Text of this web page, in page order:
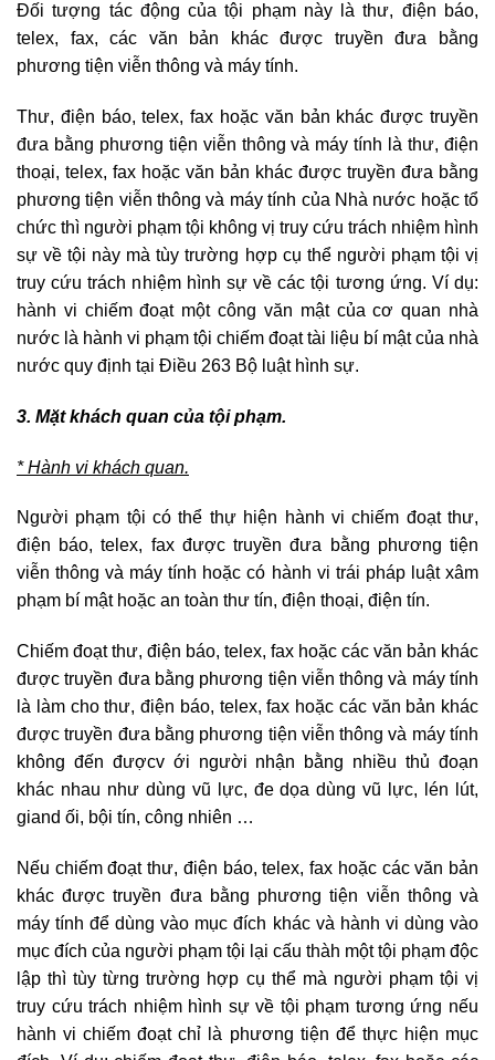
Đối tượng tác động của tội phạm này là thư, điện báo,
telex, fax, các văn bản khác được truyền đưa bằng
phương tiện viễn thông và máy tính.
Thư, điện báo, telex, fax hoặc văn bản khác được truyền
đưa bằng phương tiện viễn thông và máy tính là thư, điện
thoại, telex, fax hoặc văn bản khác được truyền đưa bằng
phương tiện viễn thông và máy tính của Nhà nước hoặc tổ
chức thì người phạm tội không vị truy cứu trách nhiệm hình
sự về tội này mà tùy trường hợp cụ thể người phạm tội vị
truy cứu trách nhiệm hình sự về các tội tương ứng. Ví dụ:
hành vi chiếm đoạt một công văn mật của cơ quan nhà
nước là hành vi phạm tội chiếm đoạt tài liệu bí mật của nhà
nước quy định tại Điều 263 Bộ luật hình sự.
3. Mặt khách quan của tội phạm.
* Hành vi khách quan.
Người phạm tội có thể thự hiện hành vi chiếm đoạt thư,
điện báo, telex, fax được truyền đưa bằng phương tiện
viễn thông và máy tính hoặc có hành vi trái pháp luật xâm
phạm bí mật hoặc an toàn thư tín, điện thoại, điện tín.
Chiếm đoạt thư, điện báo, telex, fax hoặc các văn bản khác
được truyền đưa bằng phương tiện viễn thông và máy tính
là làm cho thư, điện báo, telex, fax hoặc các văn bản khác
được truyền đưa bằng phương tiện viễn thông và máy tính
không đến đượcv ới người nhận bằng nhiều thủ đoạn
khác nhau như dùng vũ lực, đe dọa dùng vũ lực, lén lút,
giand ối, bội tín, công nhiên …
Nếu chiếm đoạt thư, điện báo, telex, fax hoặc các văn bản
khác được truyền đưa bằng phương tiện viễn thông và
máy tính để dùng vào mục đích khác và hành vi dùng vào
mục đích của người phạm tội lại cấu thàh một tội phạm độc
lập thì tùy từng trường hợp cụ thể mà người phạm tội vị
truy cứu trách nhiệm hình sự về tội phạm tương ứng nếu
hành vi chiếm đoạt chỉ là phương tiện để thực hiện mục